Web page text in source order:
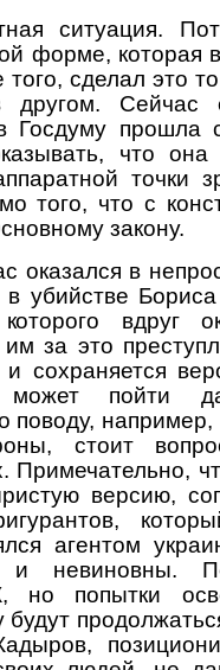
ситуация.
форме, которая
сделал это
другом.
Госдуму прошла
что
точки
того, что с
закону.
оказался в
убийстве
вдруг
за это
сохраняется
может пойти
поводу,
стоит
Примечательно,
версию,
агентом
и невиновны.
но попытки